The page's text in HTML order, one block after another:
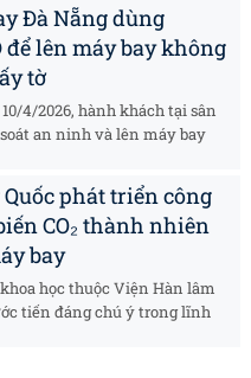
Đà Nẵng dùng
để lên máy bay không
tờ
4/2026, hành khách tại sân
an ninh và lên máy bay
phát triển công
CO₂ thành nhiên
bay
học thuộc Viện Hàn lâm
tiến đáng chú ý trong lĩnh